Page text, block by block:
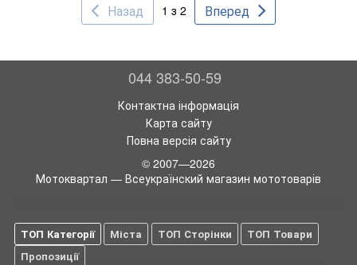
Назад 1 з 2 Вперед
044 383-50-59
Контактна інформація
Карта сайту
Повна версія сайту
© 2007—2026
Мотоквартал — Всеукраїнский магазин мототоварів
ТОП Категорії Міста ТОП Сторінки
ТОП Товари
Пропозиції